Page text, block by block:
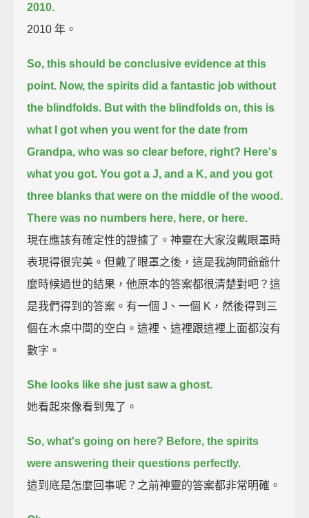
2010.
2010 年。
So, this should be conclusive evidence at this
point. Now, the spirits did a fantastic job without
the blindfolds. But with the blindfolds on, this is
what I got when you went for the date from
Grandpa, who was so clear before, right? Here's
what you got. You got a J, and a K, and you got
three blanks that were on the middle of the wood.
There was no numbers here, here, or here.
現在應該有確定性的證據了。神靈在大家沒戴眼罩時
表現得很完美。但戴了眼罩之後，這是我詢問爺爺什
麼時候過世的結果，他原本的答案都很清楚對吧？這
是我們得到的答案。有一個 J、一個 K，然後得到三
個在木桌中間的空白。這裡、這裡跟這裡上面都沒有
數字。
She looks like she just saw a ghost.
她看起來像看到鬼了。
So, what's going on here? Before, the spirits
were answering their questions perfectly.
這到底是怎麼回事呢？之前神靈的答案都非常明確。